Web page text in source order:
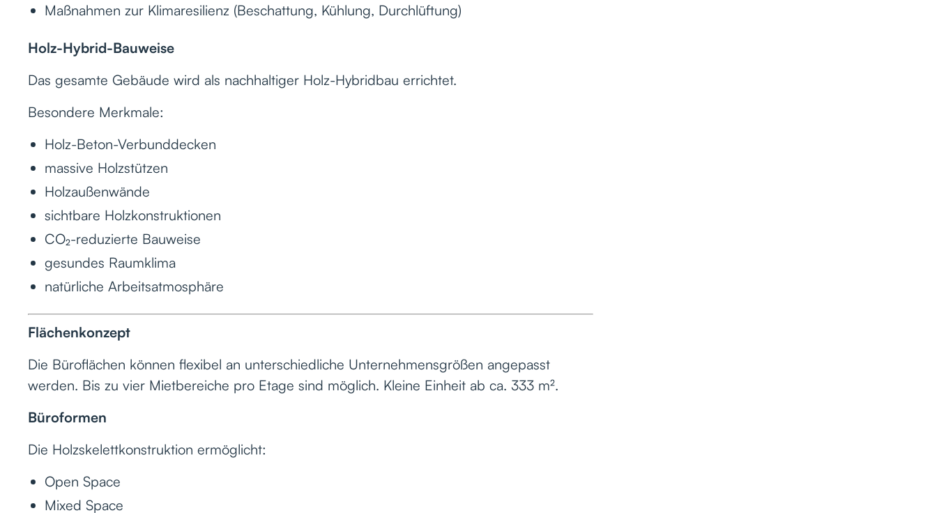
Maßnahmen zur Klimaresilienz (Beschattung, Kühlung, Durchlüftung)
Holz-Hybrid-Bauweise
Das gesamte Gebäude wird als nachhaltiger Holz-Hybridbau errichtet.
Besondere Merkmale:
Holz-Beton-Verbunddecken
massive Holzstützen
Holzaußenwände
sichtbare Holzkonstruktionen
CO₂-reduzierte Bauweise
gesundes Raumklima
natürliche Arbeitsatmosphäre
Flächenkonzept
Die Büroflächen können flexibel an unterschiedliche Unternehmensgrößen angepasst
werden. Bis zu vier Mietbereiche pro Etage sind möglich. Kleine Einheit ab ca. 333 m².
Büroformen
Die Holzskelettkonstruktion ermöglicht:
Open Space
Mixed Space